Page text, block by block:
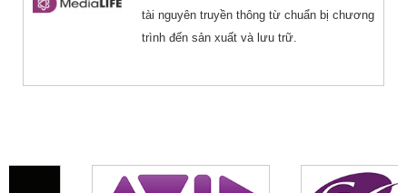
tài nguyên truyền thông từ chuẩn bị chương
trình đến sản xuất và lưu trữ.